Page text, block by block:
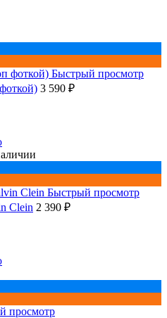
Быстрый просмотр
3 590 ₽
Быстрый просмотр
Сlein 2 390 ₽
просмотр